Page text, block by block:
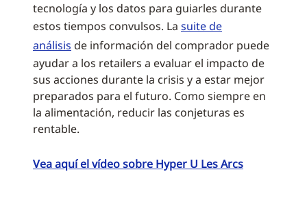
tecnología y los datos para guiarles durante
estos tiempos convulsos. La suite de
análisis de información del comprador puede
ayudar a los retailers a evaluar el impacto de
sus acciones durante la crisis y a estar mejor
preparados para el futuro. Como siempre en
la alimentación, reducir las conjeturas es
rentable.
Vea aquí el vídeo sobre Hyper U Les Arcs